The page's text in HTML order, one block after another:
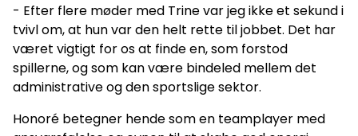
- Efter flere møder med Trine var jeg ikke et sekund i
tvivl om, at hun var den helt rette til jobbet. Det har
været vigtigt for os at finde en, som forstod
spillerne, og som kan være bindeled mellem det
administrative og den sportslige sektor.
Honoré betegner hende som en teamplayer med